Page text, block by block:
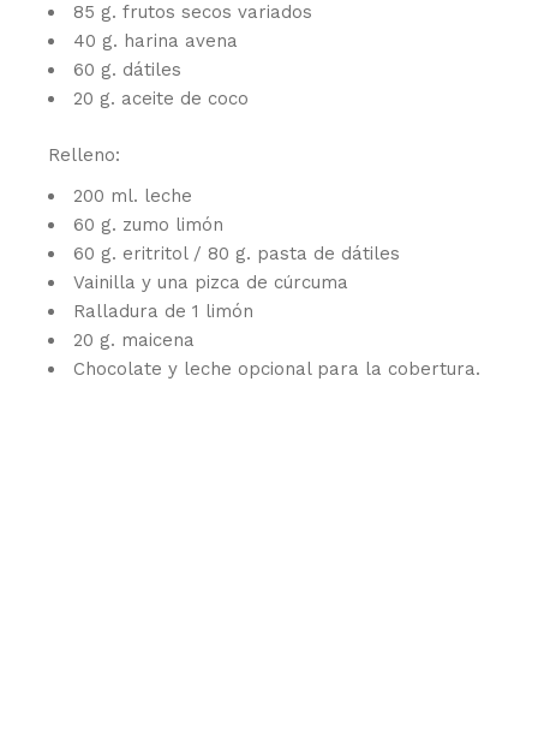
85 g. frutos secos variados
40 g. harina avena
60 g. dátiles
20 g. aceite de coco
Relleno:
200 ml. leche
60 g. zumo limón
60 g. eritritol / 80 g. pasta de dátiles
Vainilla y una pizca de cúrcuma
Ralladura de 1 limón
20 g. maicena
Chocolate y leche opcional para la cobertura.